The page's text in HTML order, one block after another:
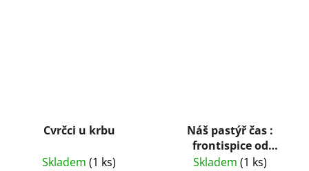
Cvrčci u krbu
Skladem (1 ks)
Náš pastýř čas :
frontispice od
Vladimíra Neumanna
Skladem (1 ks)